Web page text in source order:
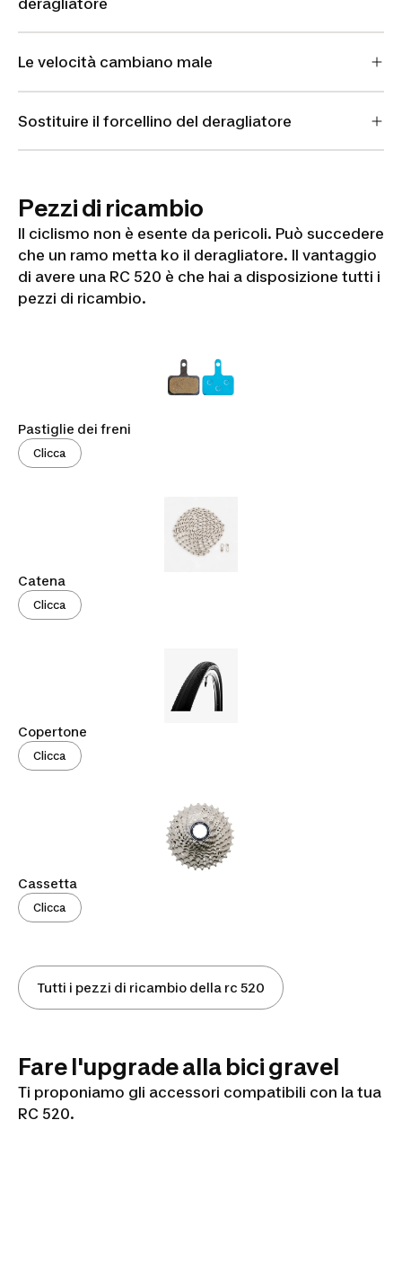
Le velocità cambiano male
Sostituire il forcellino del deragliatore
Pezzi di ricambio
Il ciclismo non è esente da pericoli. Può succedere
che un ramo metta ko il deragliatore. Il vantaggio
di avere una RC 520 è che hai a disposizione tutti i
pezzi di ricambio.
Pastiglie dei freni
Clicca
Catena
Clicca
Copertone
Clicca
Cassetta
Clicca
Tutti i pezzi di ricambio della rc 520
Fare l'upgrade alla bici gravel
Ti proponiamo gli accessori compatibili con la tua
RC 520.